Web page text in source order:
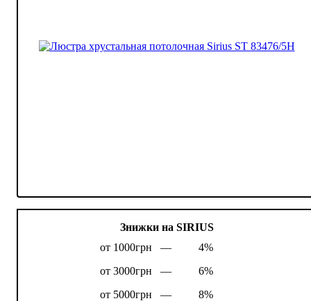
Знижки на SIRIUS
от 1000грн —
4%
от 3000грн —
6%
от 5000грн —
8%